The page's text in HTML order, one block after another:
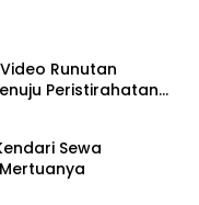
Runutan
Peristirahatan
Sewa